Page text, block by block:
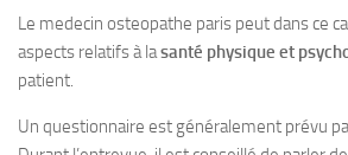
Le medecin osteopathe paris peut dans ce
aspects relatifs à lasanté physique et
patient.
Un questionnaire est généralement prévu